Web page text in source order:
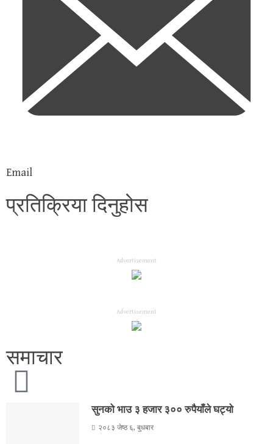
Email
प्रतिक्रिया दिनुहोस
Advertisement
Advertisement
समाचार
सुनको भाउ ३ हजार ३०० रुपैयाँले घट्यो
२०८३ जेष्ठ ६, बुधबार